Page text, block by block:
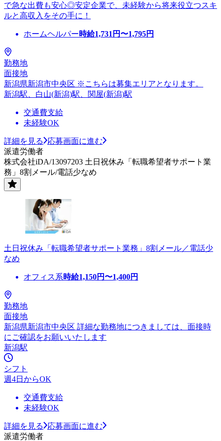
で急な出費も安心◎安定企業で、未経験から将来役立つスキ
ルと高収入をその手に！
ホームヘルパー時給1,731 円〜1,795円
勤務地
面接地
新潟県新潟市中央区 ※こちらは募集エリアとなります。
新潟駅、白山(新潟)駅、関屋(新潟)駅
交通費支給
未経験OK
詳細を見る
応募画面に進む
派遣労働者
株式会社iDA/13097203 土日祝休み「転職希望者サポート業
務」8割メール/電話少なめ
土日祝休み「転職希望者サポート業務」8割メール／電話少
なめ
オフィス系時給1,150円〜1,400円
勤務地
面接地
新潟県新潟市中央区 詳細な勤務地につきましては、面接時
にご確認をお願いいたします
新潟駅
シフト
週4日からOK
交通費支給
未経験OK
詳細を見る
応募画面に進む
派遣労働者